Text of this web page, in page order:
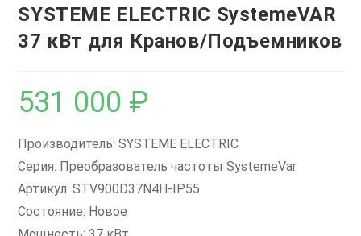
SYSTEME ELECTRIC SystemeVAR
37 кВт для Кранов/Подъемников
531 000 ₽
Производитель: SYSTEME ELECTRIC
Серия: Преобразователь частоты SystemeVar
Артикул: STV900D37N4H-IP55
Состояние: Новое